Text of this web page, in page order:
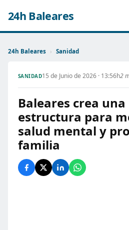
24h Baleares
24h Baleares › Sanidad
SANIDAD15 de Junio de 2026 · 13:56h2
Baleares crea
estructura para
salud mental y
familia